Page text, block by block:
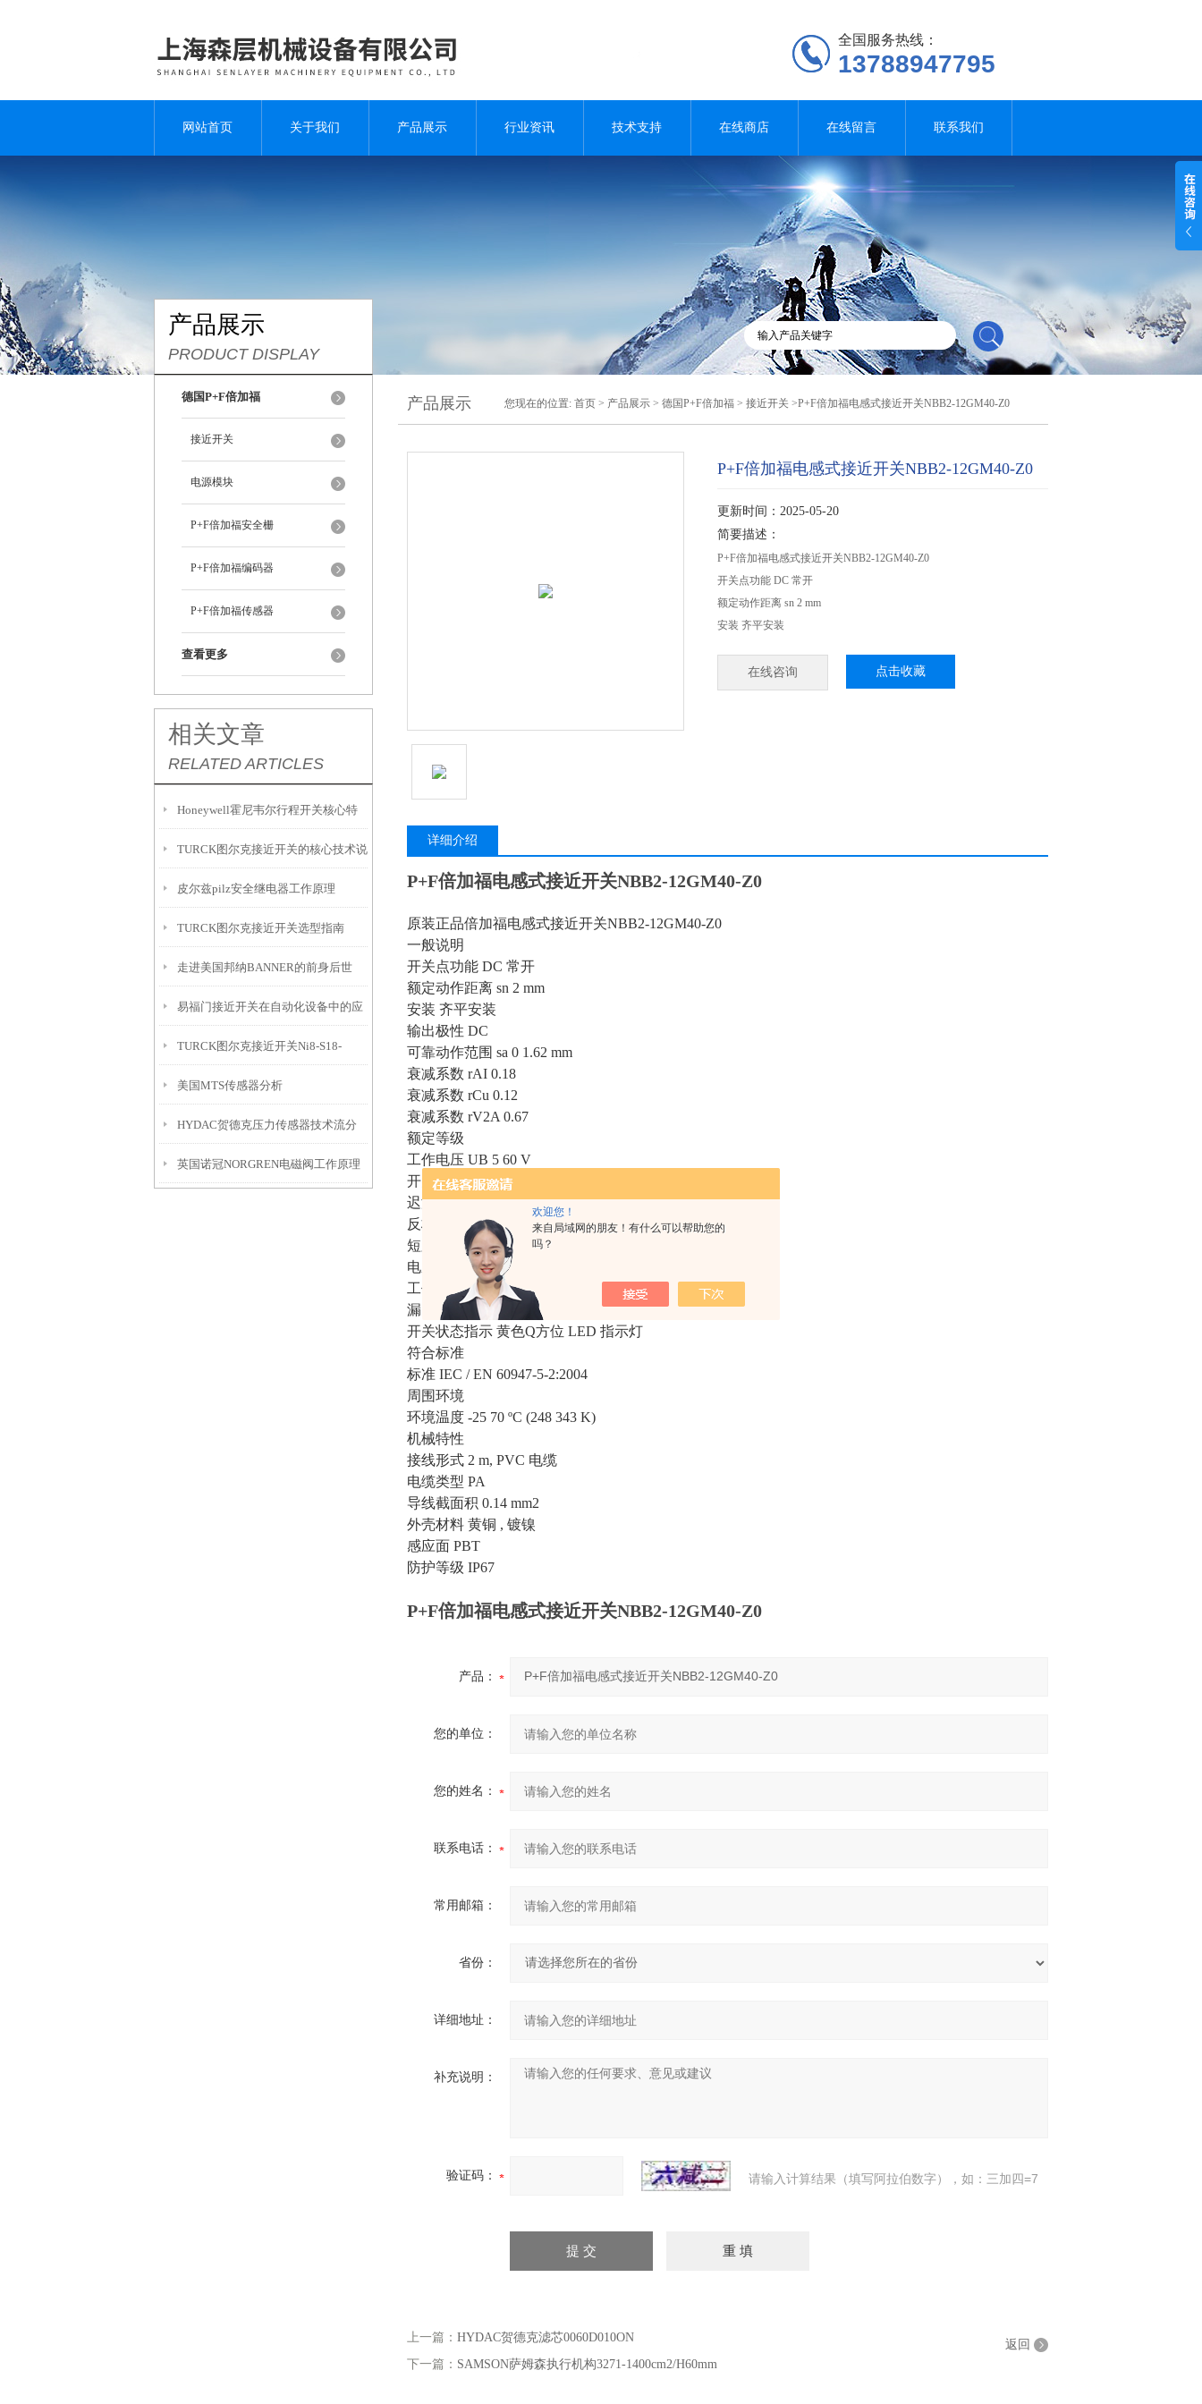
欢迎您！
来自局域网的朋友！有什么可以帮助您的
吗？
全国服务热线：
13788947795
网站首页 关于我们 产品展示 行业资讯 技术支持 在线商店 在线留言 联系我们
产品展示
PRODUCT DISPLAY
德国P+F倍加福
接近开关
电源模块
P+F倍加福安全栅
P+F倍加福编码器
P+F倍加福传感器
查看更多
相关文章
RELATED ARTICLES
Honeywell霍尼韦尔行程开关核心特
点
TURCK图尔克接近开关的核心技术说
明及操作要点
皮尔兹pilz安全继电器工作原理
TURCK图尔克接近开关选型指南
走进美国邦纳BANNER的前身后世
易福门接近开关在自动化设备中的应
用
TURCK图尔克接近开关Ni8-S18-
AN6X强势推广
美国MTS传感器分析
HYDAC贺德克压力传感器技术流分
享
英国诺冠NORGREN电磁阀工作原理
产品展示 您现在的位置: 首页 > 产品展示 > 德国P+F倍加福 > 接近开关 >P+F倍加福电感式接近开关NBB2-12GM40-Z0
P+F倍加福电感式接近开关NBB2-12GM40-Z0
更新时间：2025-05-20
简要描述：
P+F倍加福电感式接近开关NBB2-12GM40-Z0
开关点功能 DC 常开
额定动作距离 sn 2 mm
安装 齐平安装
在线咨询 点击收藏
详细介绍
P+F倍加福电感式接近开关NBB2-12GM40-Z0
原装正品倍加福电感式接近开关NBB2-12GM40-Z0
一般说明
开关点功能 DC 常开
额定动作距离 sn 2 mm
安装 齐平安装
输出极性 DC
可靠动作范围 sa 0 1.62 mm
衰减系数 rAI 0.18
衰减系数 rCu 0.12
衰减系数 rV2A 0.67
额定等级
工作电压 UB 5 60 V
开关频率 f 0 1000 Hz
迟滞 H 1 10 典型值 5 %
反极性保护 忽略
短路保护 脉冲
电压降 Ud ≤ 5 V
工作电流 IL 2 100 mA
漏电流 Ir 0 0.5 mA 典型值
开关状态指示 黄色Q方位 LED 指示灯
符合标准
标准 IEC / EN 60947-5-2:2004
周围环境
环境温度 -25 70 ºC (248 343 K)
机械特性
接线形式 2 m, PVC 电缆
电缆类型 PA
导线截面积 0.14 mm2
外壳材料 黄铜 , 镀镍
感应面 PBT
防护等级 IP67
P+F倍加福电感式接近开关NBB2-12GM40-Z0
产品：
您的单位：
您的姓名：
联系电话：
常用邮箱：
省份：
详细地址：
补充说明：
验证码： 请输入计算结果（填写阿拉伯数字），如：三加四=7
上一篇： HYDAC贺德克滤芯0060D010ON
下一篇： SAMSON萨姆森执行机构3271-1400cm2/H60mm
返回